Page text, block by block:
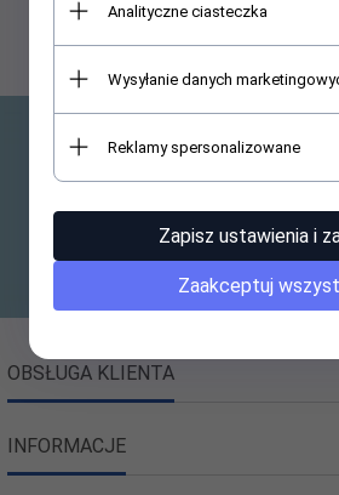
NEWSLETTER
OBSŁUGA KLIENTA
INFORMACJE
Analityczne ciasteczka
Wysyłanie danych
Reklamy spersonalizowane
Zapisz ustawienia i
Zaakceptuj